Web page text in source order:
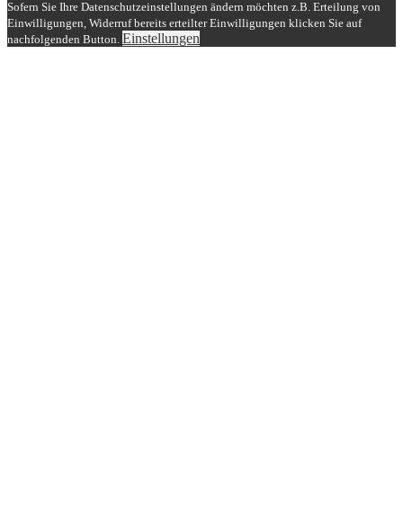
Sofern Sie Ihre Datenschutzeinstellungen ändern möchten z.B. Erteilung von
Einwilligungen, Widerruf bereits erteilter Einwilligungen klicken Sie auf
nachfolgenden Button. Einstellungen